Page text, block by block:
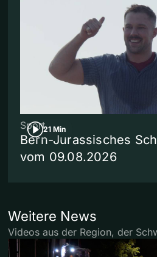
21 Min
Sport
Bern-Jurassisches
vom 09.08.2026
Weitere News
Videos aus der Region, der